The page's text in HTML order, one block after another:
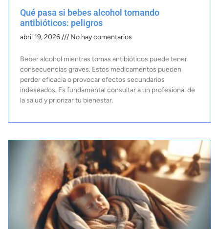
Qué pasa si bebes alcohol tomando
antibióticos: peligros
abril 19, 2026 No hay comentarios
Beber alcohol mientras tomas antibióticos puede tener
consecuencias graves. Estos medicamentos pueden
perder eficacia o provocar efectos secundarios
indeseados. Es fundamental consultar a un profesional de
la salud y priorizar tu bienestar.